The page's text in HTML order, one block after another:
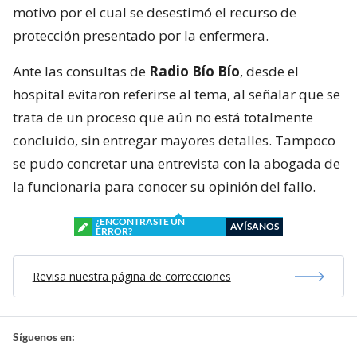
motivo por el cual se desestimó el recurso de
protección presentado por la enfermera.
Ante las consultas de Radio Bío Bío, desde el
hospital evitaron referirse al tema, al señalar que se
trata de un proceso que aún no está totalmente
concluido, sin entregar mayores detalles. Tampoco
se pudo concretar una entrevista con la abogada de
la funcionaria para conocer su opinión del fallo.
¿ENCONTRASTE UN
ERROR?
AVÍSANOS
Revisa nuestra página de correcciones
Síguenos en: